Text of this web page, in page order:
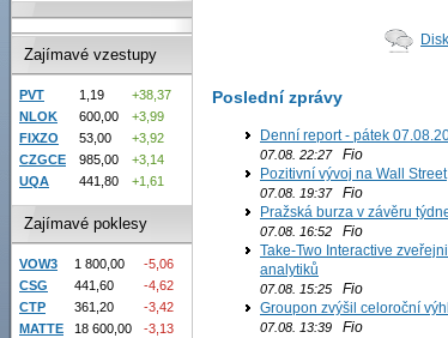
Poslední zprávy
Denní report - pátek
07.08. 22:27Fio
Pozitivní vývoj na Wall Street
07.08. 19:37Fio
Pražská burza v závěru
07.08. 16:52 Fio
Take-Two Interactive
analytiků
07.08. 15:25 Fio
Groupon zvýšil celoroční
07.08. 13:39 Fio
Zajímavé vzestupy
PVT 1,19
+38,37
NLOK
600,00
+3,99
FIXZO
53,00
+3,92
CZGCE
985,00
+3,14
UQA
441,80 +1,61
Zajímavé poklesy
VOW3 1 800,00
-5,06
CSG
441,60
-4,62
CTP
361,20
-3,42
MATTE
18 600,00
-3,13